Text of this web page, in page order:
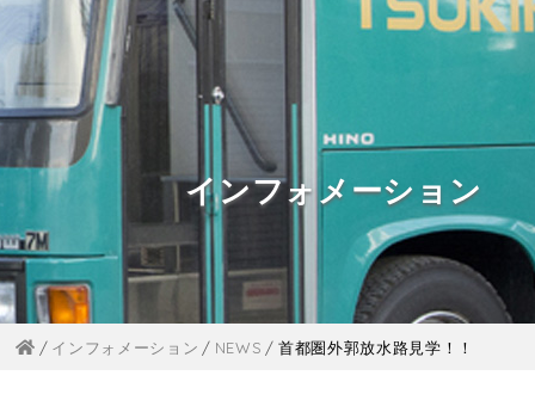
インフォメーション
インフォメーション NEWS 首都圏外郭放水路見学！！